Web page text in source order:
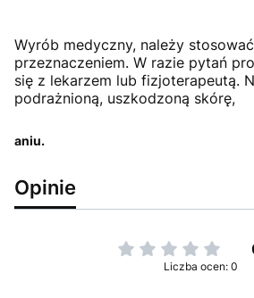
Wyrób medyczny, należy
przeznaczeniem. W razie pytań
się z lekarzem lub fizjoterapeutą.
podrażnioną, uszkodzoną skórę,
aniu.
Opinie
Liczba ocen: 0